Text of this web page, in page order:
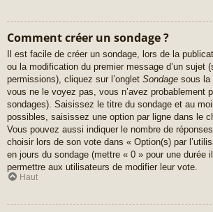
Comment créer un sondage ?
Il est facile de créer un sondage, lors de la
ou la modification du premier message d’un sujet
permissions), cliquez sur l’onglet Sondage sous la
vous ne le voyez pas, vous n’avez probablement
sondages). Saisissez le titre du sondage et au
possibles, saisissez une option par ligne dans le
Vous pouvez aussi indiquer le nombre de
choisir lors de son vote dans « Option(s) par
en jours du sondage (mettre « 0 » pour une durée
permettre aux utilisateurs de modifier leur vote.
Haut